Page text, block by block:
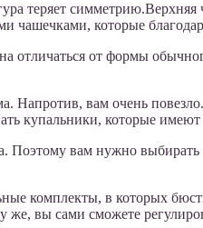
теряет
чашечками, которые
отличаться от формы
Напротив, вам очень
купальники, которые
Поэтому вам нужно
комплекты, в которых
вы сами сможете